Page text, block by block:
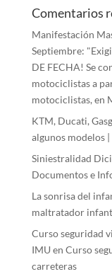
Comentarios
Manifestación
Septiembre:
DE FECHA! Se
motociclistas a
motociclistas, en
KTM, Ducati,
algunos modelos |
Siniestralidad
Documentos e
La sonrisa del
maltratador
Curso seguridad
IMU en Curso
carreteras